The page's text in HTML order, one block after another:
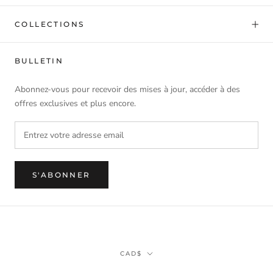
COLLECTIONS
BULLETIN
Abonnez-vous pour recevoir des mises à jour, accéder à des
offres exclusives et plus encore.
S'ABONNER
Monnaie
CAD$